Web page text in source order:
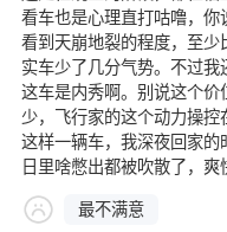
看车也是心理直打咕噜，
看到天崩地裂的程度，至
实车少了几分气势。不过
这车是内秀啊。别说这个
少，飞行家的这个动力操
这样一辆车，我深夜回家的
日里啥憋出都被吹散了，爽
最不满意